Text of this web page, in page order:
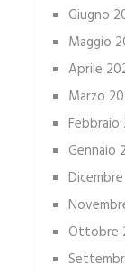
Giugno
Maggio
Aprile
Marzo
Febbraio
Gennaio
Ottobre